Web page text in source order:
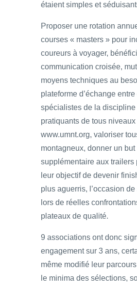
étaient simples et
Proposer une rotation
courses « masters » pour
coureurs à voyager,
communication croisée,
moyens techniques au
plateforme d’échange entre
spécialistes de la discipline
pratiquants de tous
www.umnt.org, valoriser
montagneux, donner un but
supplémentaire aux trailers
leur objectif de devenir
plus aguerris, l’occasion
lors de réelles
plateaux de qualité.
9 associations ont donc
engagement sur 3 ans,
même modifié leur
le minima des sélections,